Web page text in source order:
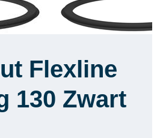
Flexline
130 Zwart